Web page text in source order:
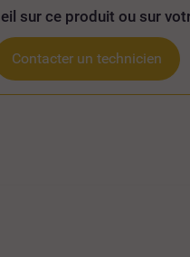
sur ce produit ou sur
Contacter un technicien